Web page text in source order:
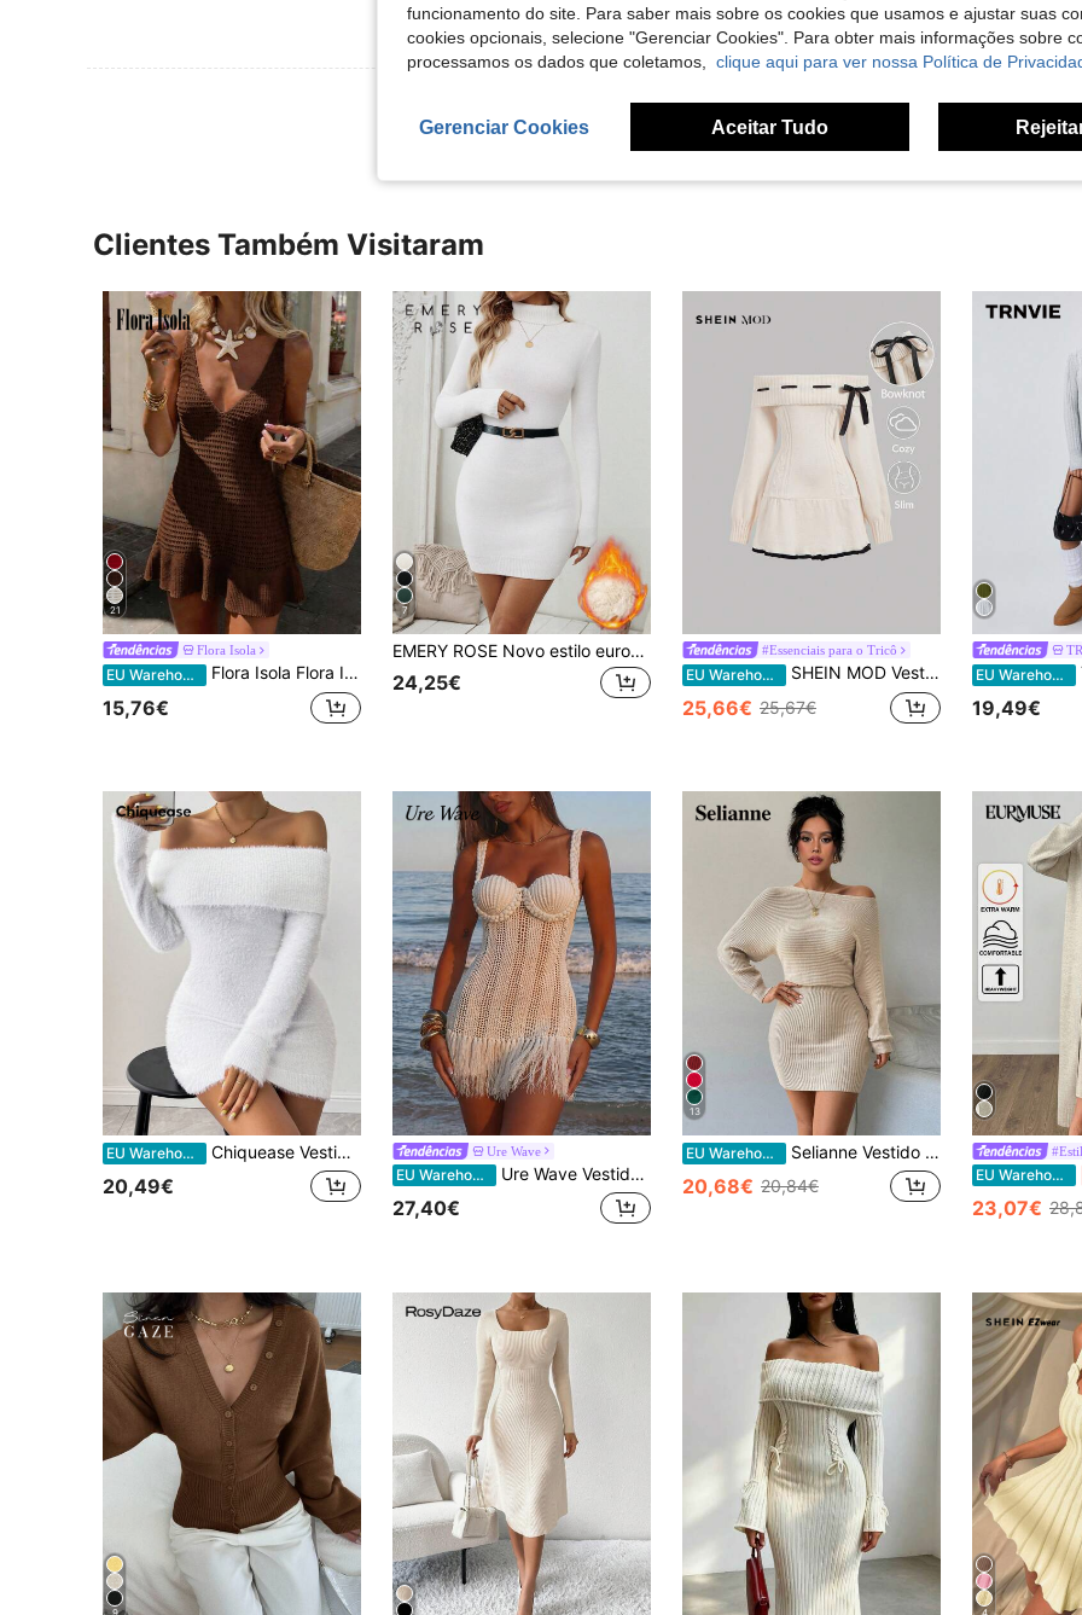
Útil (0)
Clientes Também Visitaram
21
Flora Isola
EU Warehouse Flora Isola Flora Isola Vestido curto feminino elegante sem mangas com decote em V, primavera/verão.
15,76€
7
EMERY ROSE Novo estilo europeu e americano casual moda confortável vestido de malha justa suéter, engrossado e forrado termicamente para outono/inverno
24,25€
#Essenciais para o Tricô
EU Warehouse SHEIN MOD Vestido suéter de manga comprida com laço de jacquard preto e damasco, vestido para baile, vestidos femininos elegantes, trajes femininos para aeroporto, trajes, fantasia de mulher-gato, vestido formal curto, roupas de outono, vestidos femininos para festas
25,66€ 25,67€
EU Warehouse
19,49€
EU Warehouse Chiquease Vestido suéter elegante feminino cor sólida ombro de fora manga comprida ajustado, outono/inverno
20,49€
Ure Wave
EU Warehouse Ure Wave Vestido curto justo com alças finas, bustiê em formato de concha e barra com franjas, estilo boho, perfeito para férias, ideal para encontros no Dia dos Namorados, primavera/verão.
27,40€
13
EU Warehouse Selianne Vestido de malha justo ao corpo com cintura marcada, em cor sólida, para o outono/inverno.
20,68€ 20,84€
EU Warehouse
23,07€
9 4
funcionamento do site. Para saber mais sobre os cookies que usamos e ajustar suas
cookies opcionais, selecione "Gerenciar Cookies". Para obter mais informações sobre
processamos os dados que coletamos, clique aqui para ver nossa Política de
Gerenciar Cookies Aceitar Tudo